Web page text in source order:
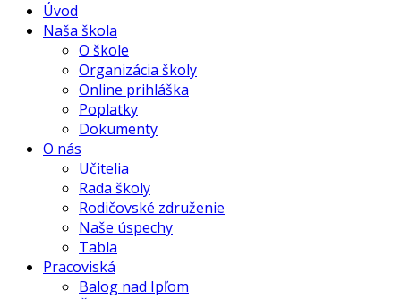
Úvod
Naša škola
O škole
Organizácia školy
Online prihláška
Poplatky
Dokumenty
O nás
Učitelia
Rada školy
Rodičovské združenie
Naše úspechy
Tabla
Pracoviská
Balog nad Ipľom